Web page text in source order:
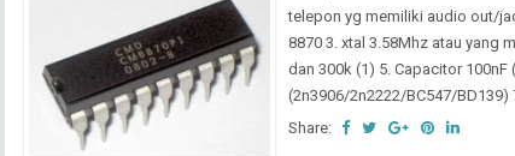
telepon yg memiliki audio out/
8870 3. xtal 3.58Mhz atau yang
dan 300k (1) 5. Capacitor 100nF
(2n3906/2n2222/BC547/BD139)
Share: